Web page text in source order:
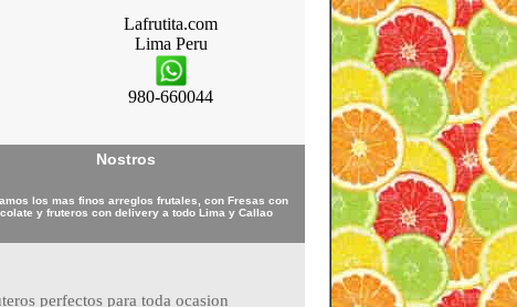
Lafrutita.com
Lima Peru
980-660044
Nostros
los mas finos arreglos frutales, con Fresas con
y fruteros con delivery a todo Lima y Callao
perfectos para toda ocasion